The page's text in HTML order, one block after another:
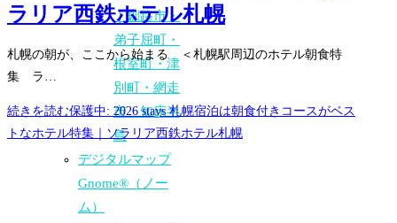
｜釧路市・
弟子屈町・
根室町・津
別町・網走
市・知床半
島
デジタルマップ
Gnome®（ノー
ム）
ラリア西鉄ホテル札幌
札幌の朝が、ここから始まる ＜札幌駅周辺のホテル朝食特
集 ラ…
続きを読む保護中: 2026 stays 札幌宿泊は朝食付きコースがベス
トなホテル特集｜ソラリア西鉄ホテル札幌